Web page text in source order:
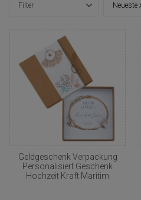
Filter
Geldgeschenk Verpackung
Personalisiert Geschenk
Hochzeit Kraft Maritim